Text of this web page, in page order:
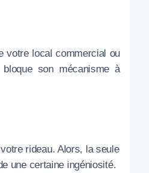
votre local commercial ou
son mécanisme à
rideau. Alors, la seule
une certaine ingéniosité.